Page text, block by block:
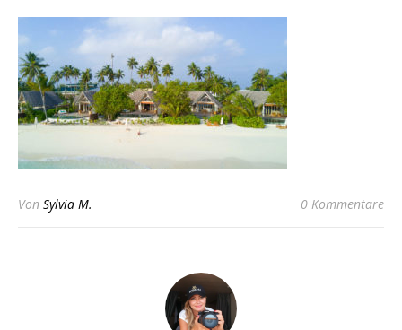
Von Sylvia M. 0 Kommentare